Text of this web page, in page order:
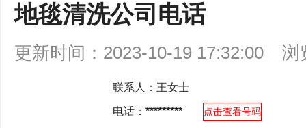
地毯清洗公司电话
更新时间：2023-10-19 17:32:00 浏
联系人： 王女士
电话： ********* 点击查看号码